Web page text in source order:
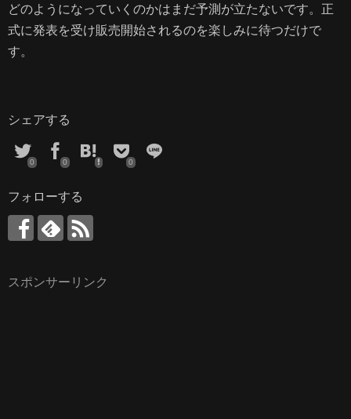
どのようになっていくのかはまだ予測が立たないです。正
式に発表を受け販売開始されるのを楽しみに待つだけで
す。
シェアする
0 0 0
フォローする
スポンサーリンク